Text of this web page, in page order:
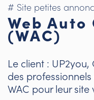
# Site petites
Web Auto
(WAC)
Le client :
des
WAC pour leur site